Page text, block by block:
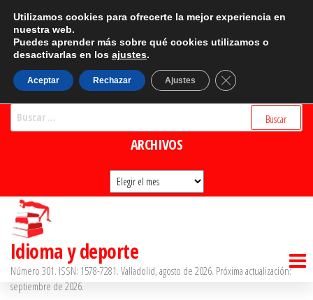
Saltar
contenido
CATEGORÍAS
Categorías
BUSCADOR
ARCHIVOS
Archivos
Idioma y deporte
Número 301. ISSN: 1578-7281. Valladolid, agosto de 2026. Próxima actualización:
septiembre de 2026.
Utilizamos cookies para ofrecerte la mejor experiencia en
nuestra web.
Puedes aprender más sobre qué cookies utilizamos o
desactivarlas en los ajustes.
Aceptar Rechazar Ajustes Cerrar el banner